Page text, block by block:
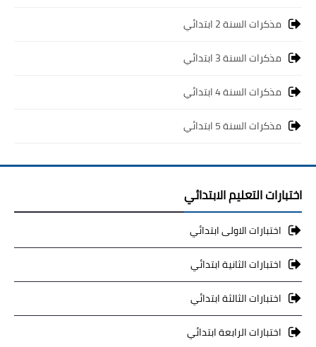
مذكرات السنة 2 ابتدائي
مذكرات السنة 3 ابتدائي
مذكرات السنة 4 ابتدائي
مذكرات السنة 5 ابتدائي
اختبارات التعليم الابتدائي
اختبارات الاولى ابتدائي
اختبارات الثانية ابتدائي
اختبارات الثالثة ابتدائي
اختبارات الرابعة ابتدائي